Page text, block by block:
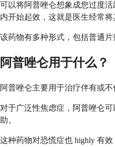
可以将阿普唑仑想象成您过度
内开始起效，这就是医生经常将
该药物有多种形式，包括普通
阿普唑仑用于什么？
阿普唑仑主要用于治疗伴有或
对于广泛性焦虑症，阿普唑仑
助。
这种药物对恐慌症也 highly 有